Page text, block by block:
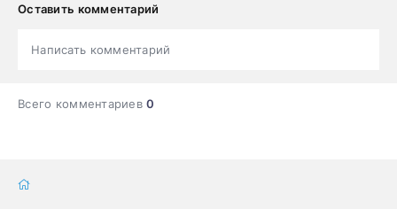
Оставить комментарий
Написать комментарий
Всего комментариев0